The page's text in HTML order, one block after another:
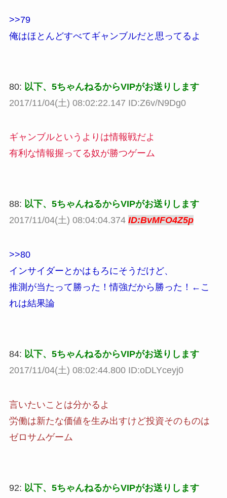
>>79
俺はほとんどすべてギャンブルだと思ってるよ
80: 以下、5ちゃんねるからVIPがお送りします
2017/11/04(土) 08:02:22.147 ID:Z6v/N9Dg0
ギャンブルというよりは情報戦だよ
有利な情報握ってる奴が勝つゲーム
88: 以下、5ちゃんねるからVIPがお送りします
2017/11/04(土) 08:04:04.374 ID:BvMFO4Z5p
>>80
インサイダーとかはもろにそうだけど、
推測が当たって勝った！情強だから勝った！←こ
れは結果論
84: 以下、5ちゃんねるからVIPがお送りします
2017/11/04(土) 08:02:44.800 ID:oDLYceyj0
言いたいことは分かるよ
労働は新たな価値を生み出すけど投資そのものは
ゼロサムゲーム
92: 以下、5ちゃんねるからVIPがお送りします